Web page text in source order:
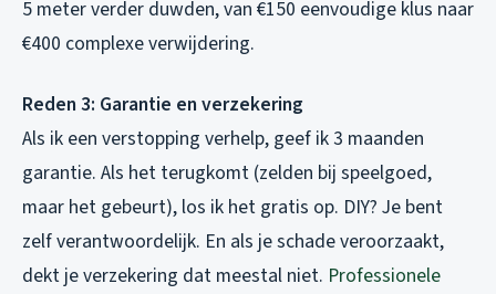
5 meter verder duwden, van €150 eenvoudige klus naar
€400 complexe verwijdering.
Reden 3: Garantie en verzekering
Als ik een verstopping verhelp, geef ik 3 maanden
garantie. Als het terugkomt (zelden bij speelgoed,
maar het gebeurt), los ik het gratis op. DIY? Je bent
zelf verantwoordelijk. En als je schade veroorzaakt,
dekt je verzekering dat meestal niet. Professionele